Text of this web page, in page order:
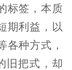
标签，本质
期利益，以
各种方式，
旧把式，却